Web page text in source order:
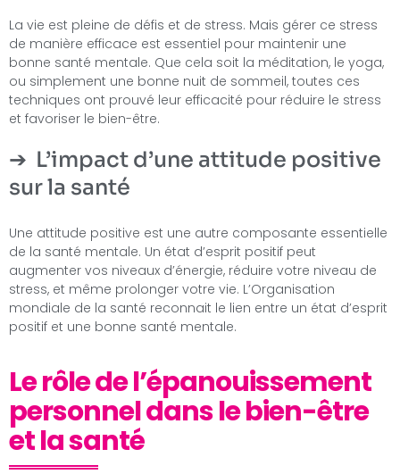
La vie est pleine de défis et de stress. Mais gérer ce stress
de manière efficace est essentiel pour maintenir une
bonne santé mentale. Que cela soit la méditation, le yoga,
ou simplement une bonne nuit de sommeil, toutes ces
techniques ont prouvé leur efficacité pour réduire le stress
et favoriser le bien-être.
L’impact d’une attitude positive
sur la santé
Une attitude positive est une autre composante essentielle
de la santé mentale. Un état d’esprit positif peut
augmenter vos niveaux d’énergie, réduire votre niveau de
stress, et même prolonger votre vie. L’Organisation
mondiale de la santé reconnait le lien entre un état d’esprit
positif et une bonne santé mentale.
Le rôle de l’épanouissement
personnel dans le bien-être
et la santé